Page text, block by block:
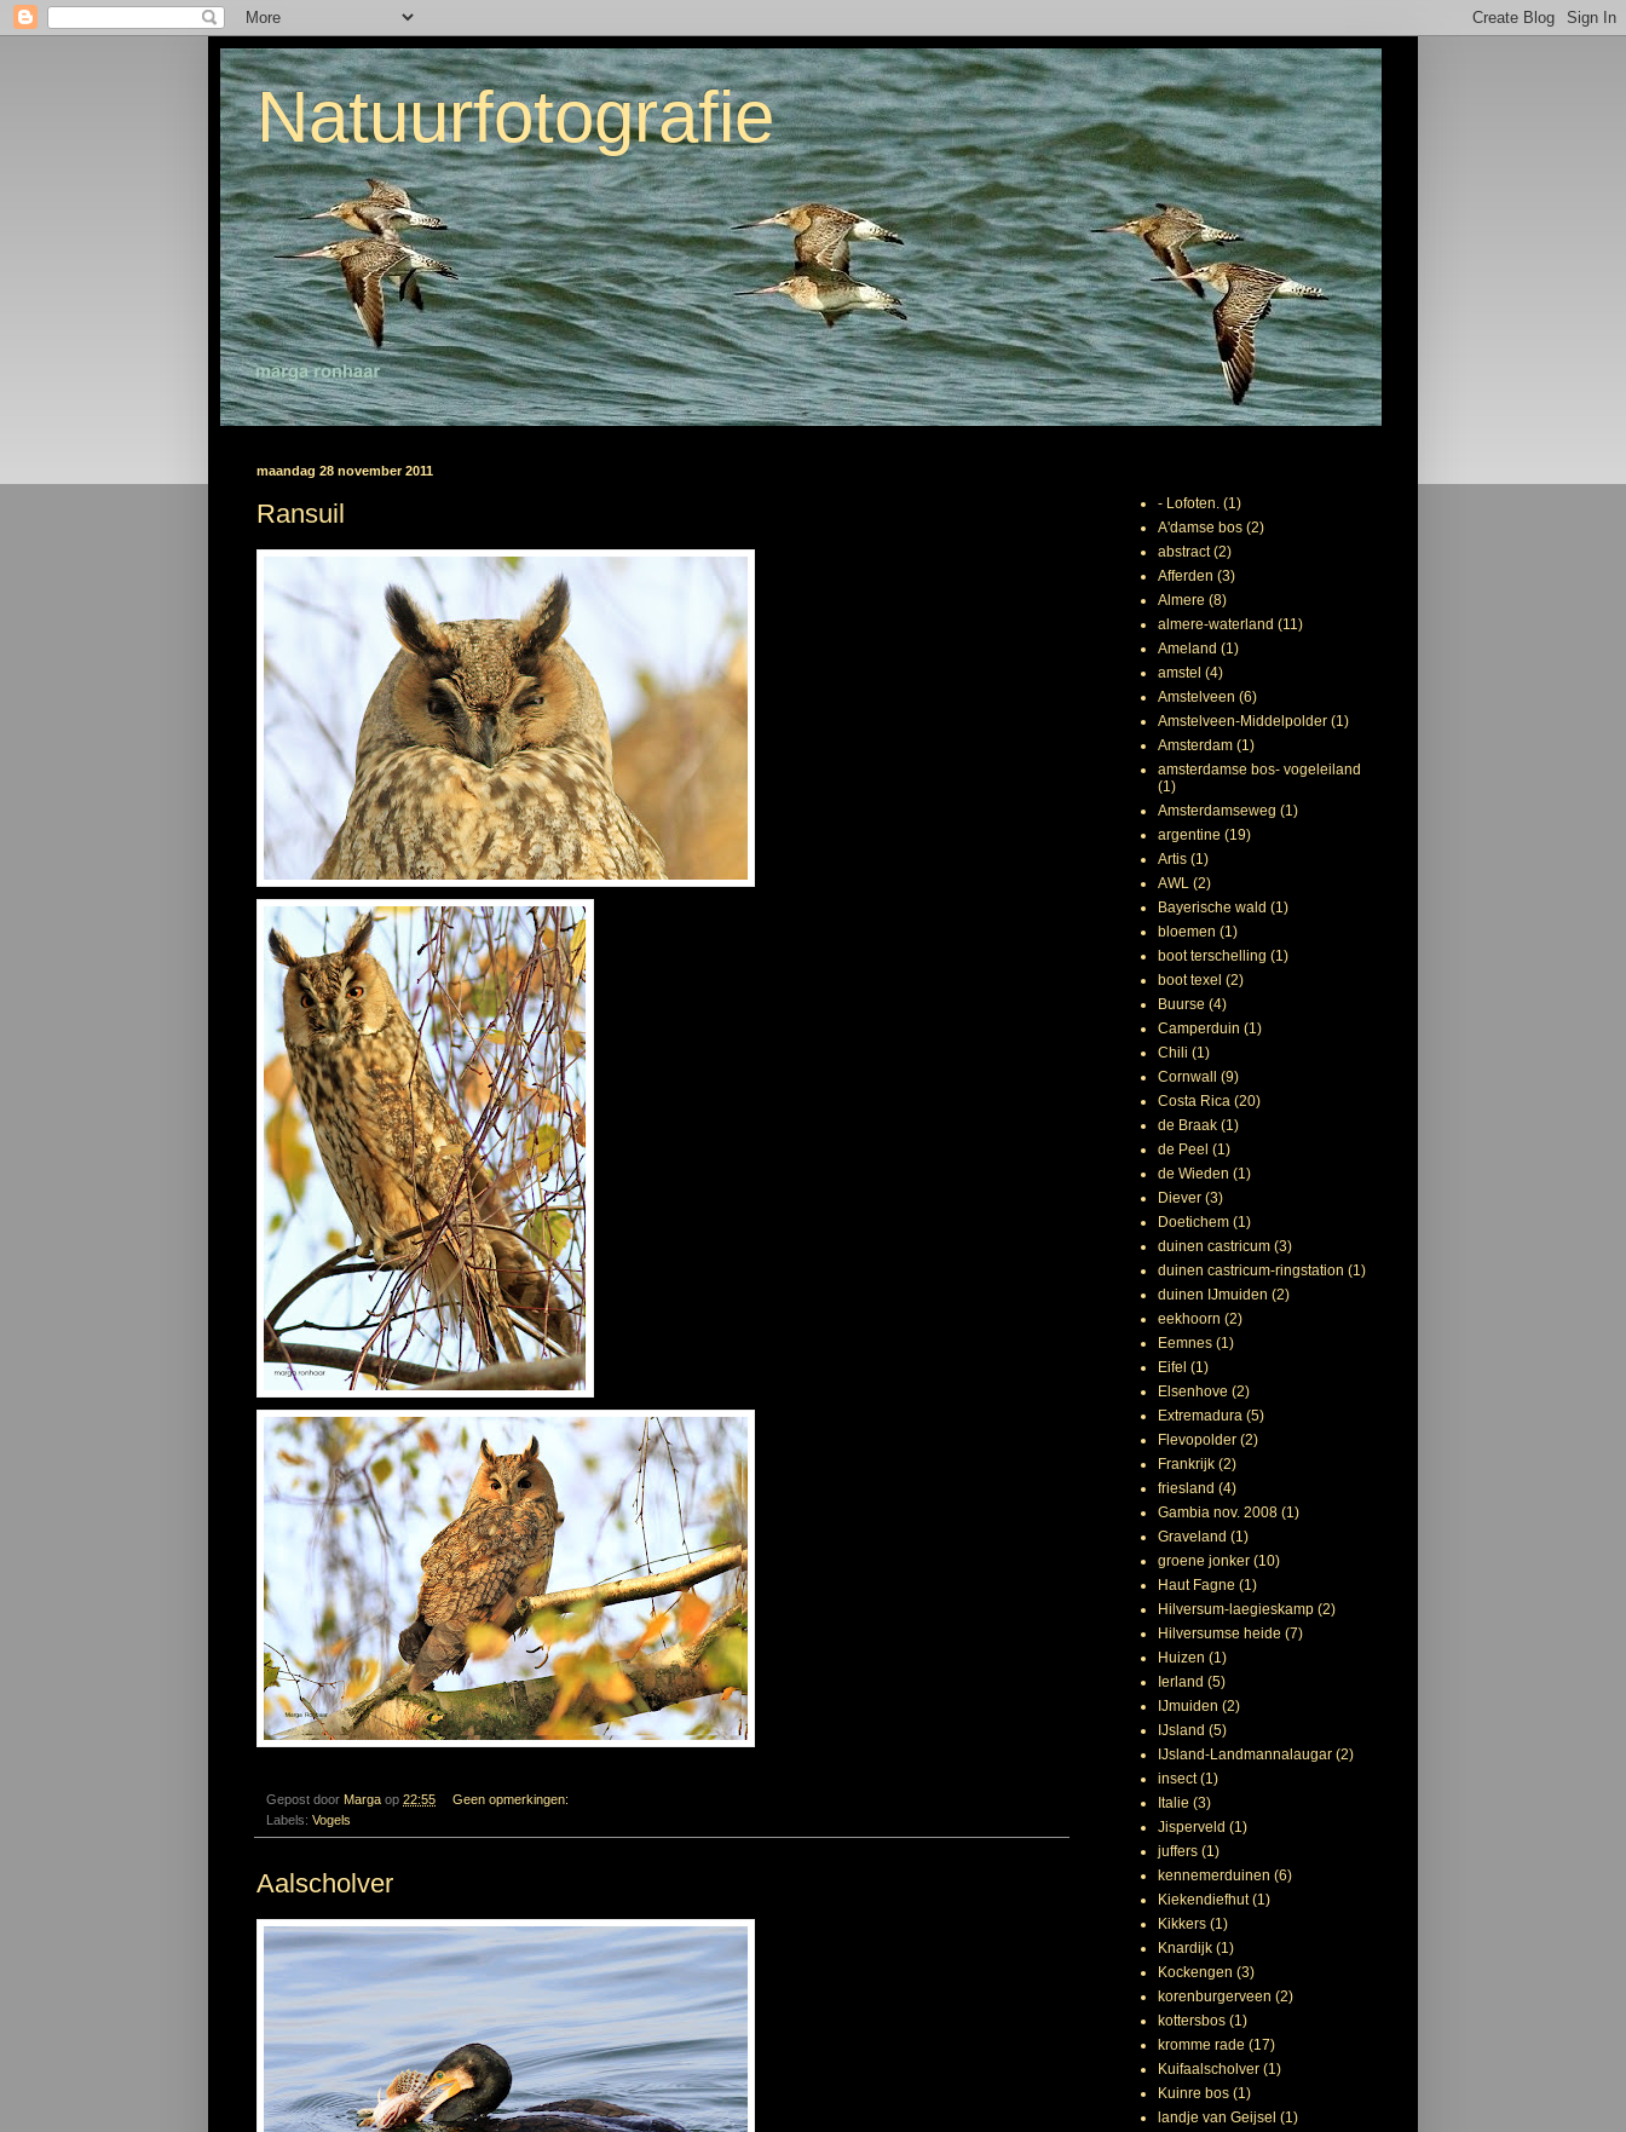
Natuurfotografie
maandag 28 november 2011
Ransuil
Gepost door Marga op 22:55
Geen opmerkingen:
Labels: Vogels
Aalscholver
- Lofoten. (1)
A'damse bos (2)
abstract (2)
Afferden (3)
Almere (8)
almere-waterland (11)
Ameland (1)
amstel (4)
Amstelveen (6)
Amstelveen-Middelpolder (1)
Amsterdam (1)
amsterdamse bos- vogeleiland
(1)
Amsterdamseweg (1)
argentine (19)
Artis (1)
AWL (2)
Bayerische wald (1)
bloemen (1)
boot terschelling (1)
boot texel (2)
Buurse (4)
Camperduin (1)
Chili (1)
Cornwall
(9)
Costa Rica (20)
de Braak (1)
de Peel (1)
de Wieden (1)
Diever (3)
Doetichem (1)
duinen castricum (3)
duinen castricum-ringstation (1)
duinen IJmuiden (2)
eekhoorn (2)
Eemnes (1)
Eifel (1)
Elsenhove (2)
Extremadura (5)
Flevopolder (2)
Frankrijk (2)
friesland (4)
Gambia nov. 2008 (1)
Graveland (1)
groene jonker (10)
Haut Fagne (1)
Hilversum-laegieskamp (2)
Hilversumse heide (7)
Huizen (1)
Ierland (5)
IJmuiden (2)
IJsland (5)
IJsland-Landmannalaugar (2)
insect (1)
Italie (3)
Jisperveld (1)
juffers (1)
kennemerduinen (6)
Kiekendiefhut (1)
Kikkers (1)
Knardijk (1)
Kockengen (3)
korenburgerveen (2)
kottersbos (1)
kromme rade (17)
Kuifaalscholver (1)
Kuinre bos (1)
landje van Geijsel (1)